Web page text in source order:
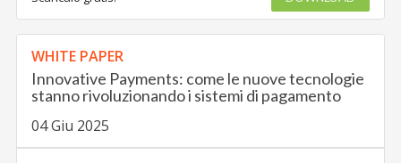
WHITE PAPER
Innovative Payments: come le nuove tecnologie
stanno rivoluzionando i sistemi di pagamento
04 Giu 2025